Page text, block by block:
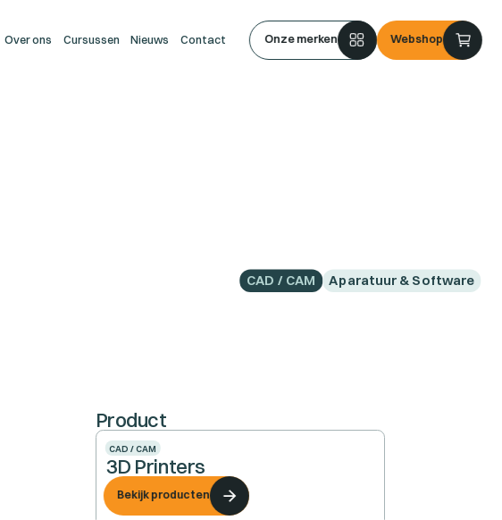
Over ons Cursussen Nieuws Contact Onze merken Webshop
CAD / CAM Aparatuur & Software
Product
CAD / CAM
3D Printers
Bekijk producten